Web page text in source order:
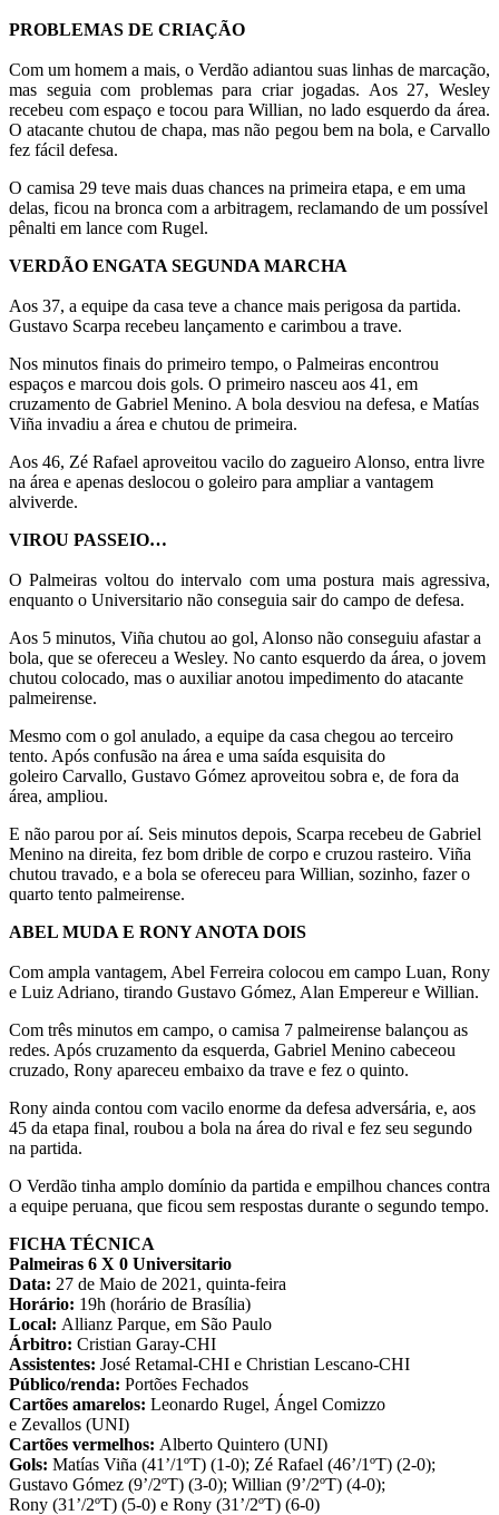
PROBLEMAS DE CRIAÇÃO
Com um homem a mais, o Verdão adiantou suas linhas de marcação,
mas seguia com problemas para criar jogadas. Aos 27, Wesley
recebeu com espaço e tocou para Willian, no lado esquerdo da área.
O atacante chutou de chapa, mas não pegou bem na bola, e Carvallo
fez fácil defesa.
O camisa 29 teve mais duas chances na primeira etapa, e em uma
delas, ficou na bronca com a arbitragem, reclamando de um possível
pênalti em lance com Rugel.
VERDÃO ENGATA SEGUNDA MARCHA
Aos 37, a equipe da casa teve a chance mais perigosa da partida.
Gustavo Scarpa recebeu lançamento e carimbou a trave.
Nos minutos finais do primeiro tempo, o Palmeiras encontrou
espaços e marcou dois gols. O primeiro nasceu aos 41, em
cruzamento de Gabriel Menino. A bola desviou na defesa, e Matías
Viña invadiu a área e chutou de primeira.
Aos 46, Zé Rafael aproveitou vacilo do zagueiro Alonso, entra livre
na área e apenas deslocou o goleiro para ampliar a vantagem
alviverde.
VIROU PASSEIO…
O Palmeiras voltou do intervalo com uma postura mais agressiva,
enquanto o Universitario não conseguia sair do campo de defesa.
Aos 5 minutos, Viña chutou ao gol, Alonso não conseguiu afastar a
bola, que se ofereceu a Wesley. No canto esquerdo da área, o jovem
chutou colocado, mas o auxiliar anotou impedimento do atacante
palmeirense.
Mesmo com o gol anulado, a equipe da casa chegou ao terceiro
tento. Após confusão na área e uma saída esquisita do
goleiro Carvallo, Gustavo Gómez aproveitou sobra e, de fora da
área, ampliou.
E não parou por aí. Seis minutos depois, Scarpa recebeu de Gabriel
Menino na direita, fez bom drible de corpo e cruzou rasteiro. Viña
chutou travado, e a bola se ofereceu para Willian, sozinho, fazer o
quarto tento palmeirense.
ABEL MUDA E RONY ANOTA DOIS
Com ampla vantagem, Abel Ferreira colocou em campo Luan, Rony
e Luiz Adriano, tirando Gustavo Gómez, Alan Empereur e Willian.
Com três minutos em campo, o camisa 7 palmeirense balançou as
redes. Após cruzamento da esquerda, Gabriel Menino cabeceou
cruzado, Rony apareceu embaixo da trave e fez o quinto.
Rony ainda contou com vacilo enorme da defesa adversária, e, aos
45 da etapa final, roubou a bola na área do rival e fez seu segundo
na partida.
O Verdão tinha amplo domínio da partida e empilhou chances contra
a equipe peruana, que ficou sem respostas durante o segundo tempo.
FICHA TÉCNICA
​Palmeiras 6 X 0 Universitario
Data: 27 de Maio de 2021, quinta-feira
Horário: 19h (horário de Brasília)
Local: Allianz Parque, em São Paulo
Árbitro: Cristian Garay-CHI
Assistentes: José Retamal-CHI e Christian Lescano-CHI
Público/renda: Portões Fechados
Cartões amarelos: Leonardo Rugel, Ángel Comizzo
e Zevallos (UNI)
Cartões vermelhos: Alberto Quintero (UNI)
Gols: Matías Viña (41’/1ºT) (1-0); Zé Rafael (46’/1ºT) (2-0);
Gustavo Gómez (9’/2ºT) (3-0); Willian (9’/2ºT) (4-0);
Rony (31’/2ºT) (5-0) e Rony (31’/2ºT) (6-0)